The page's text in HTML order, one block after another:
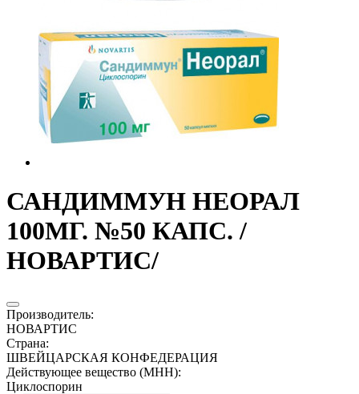
САНДИММУН НЕОРАЛ
100МГ. №50 КАПС. /
НОВАРТИС/
Производитель:
НОВАРТИС
Страна:
ШВЕЙЦАРСКАЯ КОНФЕДЕРАЦИЯ
Действующее вещество (МНН):
Циклоспорин